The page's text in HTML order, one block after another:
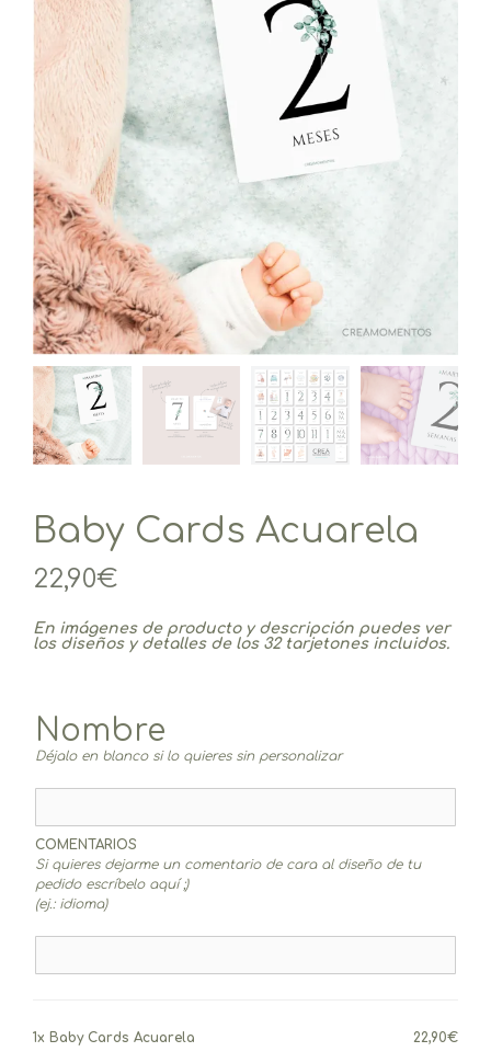
Baby Cards Acuarela
22,90€
En imágenes de producto y descripción puedes ver
los diseños y detalles de los 32 tarjetones incluidos.
Nombre
Déjalo en blanco si lo quieres sin personalizar
COMENTARIOS
Si quieres dejarme un comentario de cara al diseño de tu
pedido escríbelo aquí ;)
(ej.: idioma)
1x Baby Cards Acuarela 22,90€